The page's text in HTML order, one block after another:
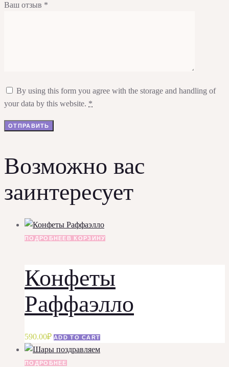
Ваш отзыв *
By using this form you agree with the storage and handling of
your data by this website. *
Возможно вас
заинтересует
ПОДРОБНЕЕ В КОРЗИНУ
Конфеты
Раффаэлло
590.00₽ ADD TO CART
ПОДРОБНЕЕ